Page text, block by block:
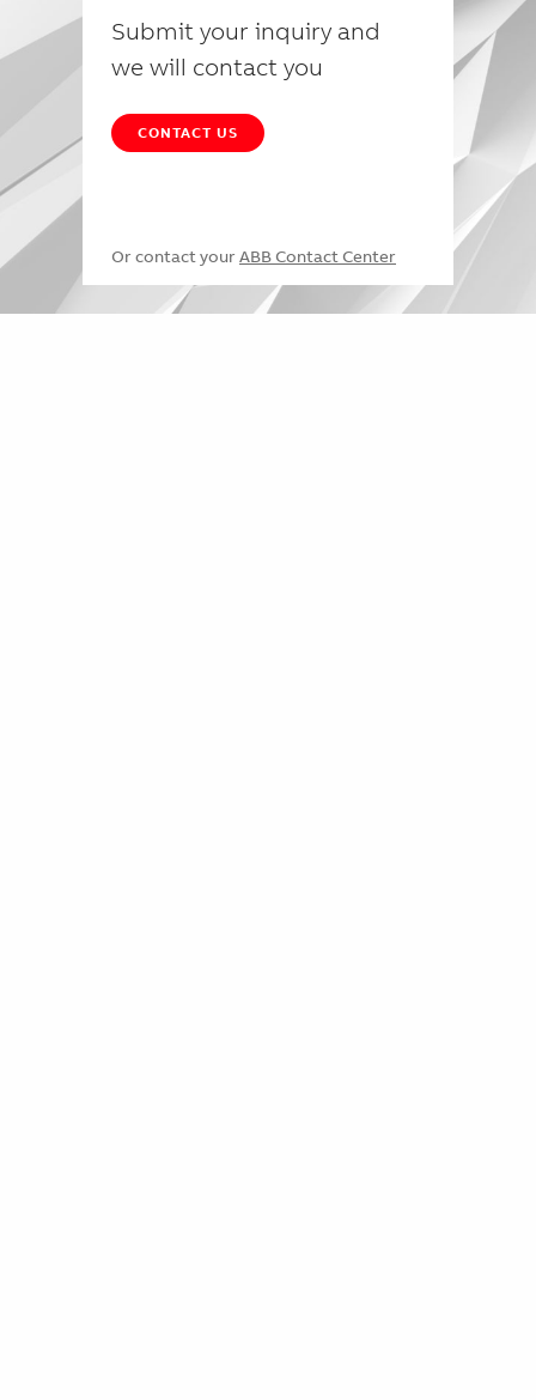
Submit your inquiry and
we will contact you
CONTACT US
Or contact your ABB Contact Center